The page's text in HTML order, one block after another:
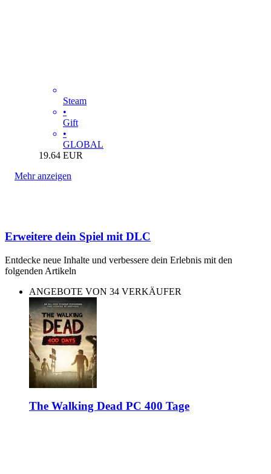
Steam
•
Gift
•
GLOBAL
19.64 EUR
Mehr anzeigen
Erweitere dein Spiel mit DLC
Entdecke neue Inhalte und verbessere dein Erlebnis mit den
folgenden Artikeln
ANGEBOTE VON 34 VERKÄUFER
The Walking Dead PC 400 Tage